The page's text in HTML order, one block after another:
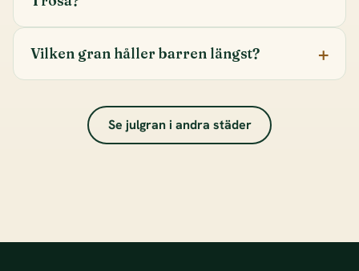
Vilken gran håller barren längst?
Se julgran i andra städer